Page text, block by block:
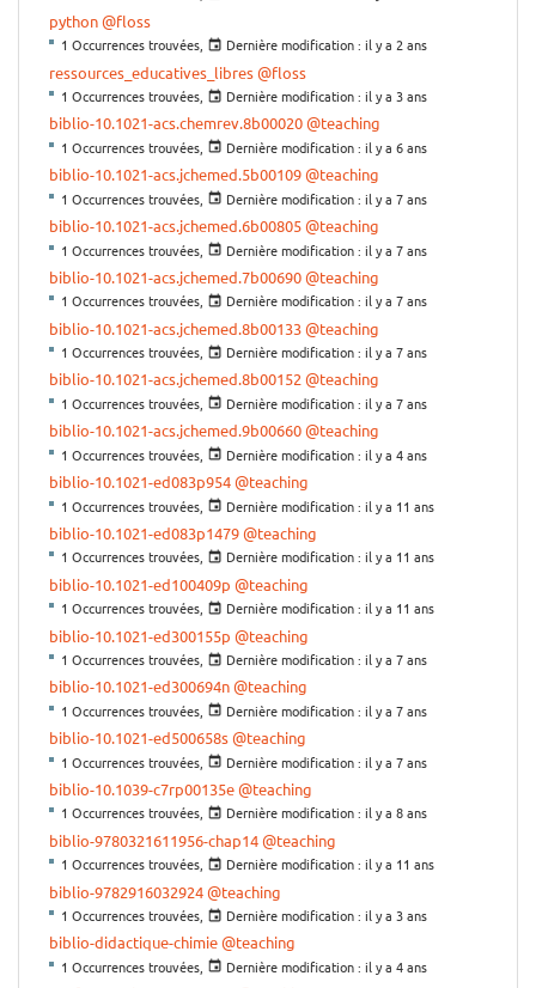
python@floss
1 Occurrences trouvées, Dernière modification : il y a 2 ans
ressources_educatives_libres@floss
1 Occurrences trouvées, Dernière modification : il y a 3 ans
biblio-10.1021-acs.chemrev.8b00020@teaching
1 Occurrences trouvées, Dernière modification : il y a 6 ans
biblio-10.1021-acs.jchemed.5b00109@teaching
1 Occurrences trouvées, Dernière modification : il y a 7 ans
biblio-10.1021-acs.jchemed.6b00805@teaching
1 Occurrences trouvées, Dernière modification : il y a 7 ans
biblio-10.1021-acs.jchemed.7b00690@teaching
1 Occurrences trouvées, Dernière modification : il y a 7 ans
biblio-10.1021-acs.jchemed.8b00133@teaching
1 Occurrences trouvées, Dernière modification : il y a 7 ans
biblio-10.1021-acs.jchemed.8b00152@teaching
1 Occurrences trouvées, Dernière modification : il y a 7 ans
biblio-10.1021-acs.jchemed.9b00660@teaching
1 Occurrences trouvées, Dernière modification : il y a 4 ans
biblio-10.1021-ed083p954@teaching
1 Occurrences trouvées, Dernière modification : il y a 11 ans
biblio-10.1021-ed083p1479@teaching
1 Occurrences trouvées, Dernière modification : il y a 11 ans
biblio-10.1021-ed100409p @teaching
1 Occurrences trouvées, Dernière modification : il y a 11 ans
biblio-10.1021-ed300155p @teaching
1 Occurrences trouvées, Dernière modification : il y a 7 ans
biblio-10.1021-ed300694n@teaching
1 Occurrences trouvées, Dernière modification : il y a 7 ans
biblio-10.1021-ed500658s@teaching
1 Occurrences trouvées, Dernière modification : il y a 7 ans
biblio-10.1039-c7rp00135e@teaching
1 Occurrences trouvées, Dernière modification : il y a 8 ans
biblio-9780321611956-chap14@teaching
1 Occurrences trouvées, Dernière modification : il y a 11 ans
biblio-9782916032924@teaching
1 Occurrences trouvées, Dernière modification : il y a 3 ans
biblio-didactique-chimie@teaching
1 Occurrences trouvées, Dernière modification : il y a 4 ans